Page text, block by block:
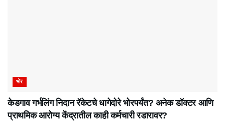
भोर
केडगाव गर्भलिंग निदान रॅकेटचे धागेदोरे भोरपर्यंत? अनेक डॉक्टर आणि
प्राथमिक आरोग्य केंद्रातील काही कर्मचारी रडारावर?